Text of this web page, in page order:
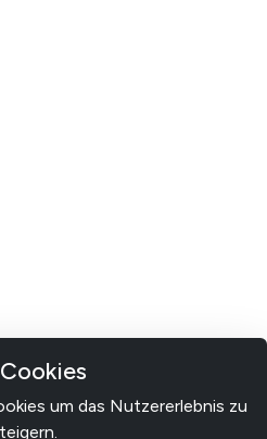
Cookies
um das Nutzererlebnis zu